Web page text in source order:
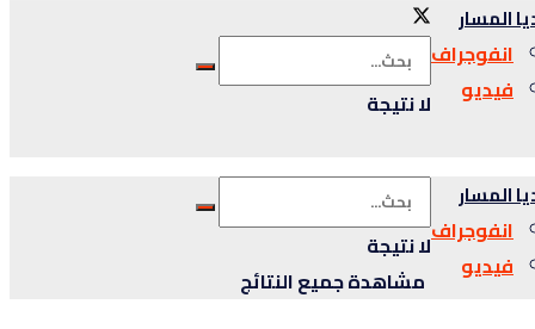
المسار
انفوجراف
فيديو
لا نتيجة
المسار
انفوجراف
فيديو
لا نتيجة
مشاهدة جميع النتائج